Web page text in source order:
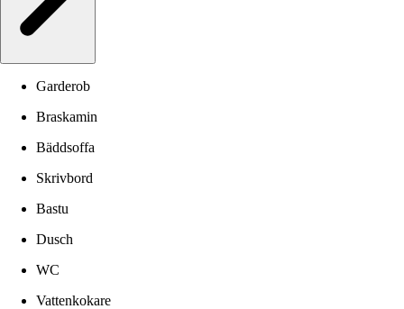
Garderob
Braskamin
Bäddsoffa
Skrivbord
Bastu
Dusch
WC
Vattenkokare